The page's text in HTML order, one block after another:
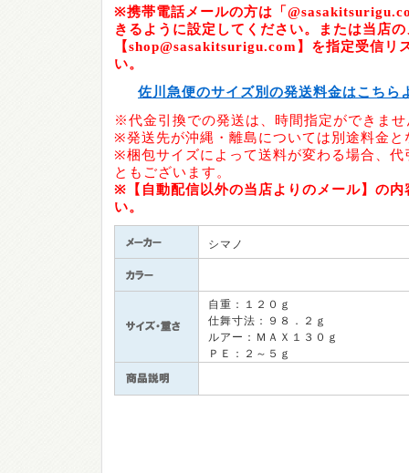
※携帯電話メールの方は「
きるように設定してください。または当店
【shop@sasakitsurigu.com】を指定受信リ
い。
佐川急便のサイズ別の発送料金はこちら
※代金引換での発送は、時間指定ができませ
※発送先が沖縄・離島については別途料金と
※梱包サイズによって送料が変わる場合、代
ともございます。
※【自動配信以外の当店よりのメール】の内
い。
シマノ
自重：１２０ｇ
仕舞寸法：９８．２ｇ
ルアー：ＭＡＸ１３０ｇ
ＰＥ：２～５ｇ